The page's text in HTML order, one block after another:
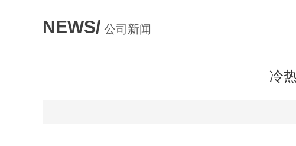
NEWS/ 公司新闻
冷